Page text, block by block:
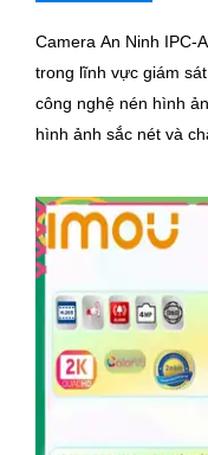
Camera An Ninh IPC-
trong lĩnh vực giám
công nghệ nén hình
hình ảnh sắc nét và